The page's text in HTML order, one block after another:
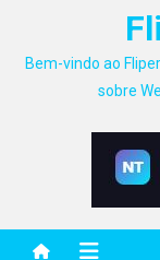
Bem-vindo ao
sobre